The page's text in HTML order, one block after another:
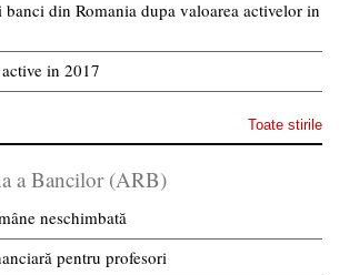
din Romania dupa valoarea activelor in
in 2017
Toate stirile
a Bancilor (ARB)
neschimbată
pentru profesori